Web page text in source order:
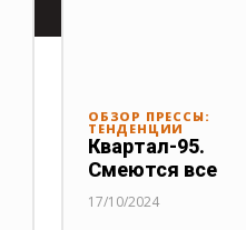
ОБЗОР ПРЕССЫ:
ТЕНДЕНЦИИ
Квартал-95.
Смеются все
17/10/2024